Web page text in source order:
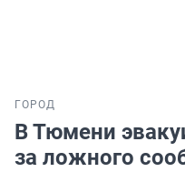
ГОРОД
В Тюмени
за ложного